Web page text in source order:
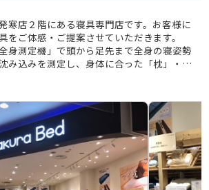
寒店２階にある寝具専門店です。お客様に
をご体感・ご提案させていただきます。
身測定機」で頭から足先まで全身の寝姿勢
み込みを測定し、身体に合った「枕」・
案いたします。
しております。